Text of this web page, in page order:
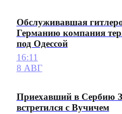
Обслуживавшая
Германию компания
под Одессой
16:11
8 АВГ
Приехавший в Сербию
встретился с Вучичем